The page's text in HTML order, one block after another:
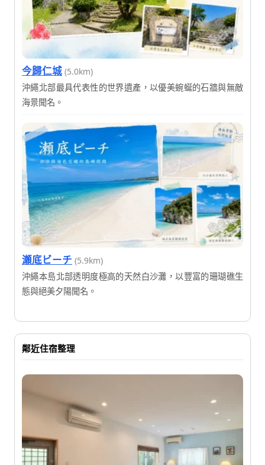
今歸仁城 (5.0km)
沖繩北部最具代表性的世界遺產，以優美蜿蜒的石牆與無敵
海景聞名。
瀬底ビーチ (5.9km)
沖繩本島北部透明度極高的天然白沙灘，以豐富的珊瑚礁生
態與絕美夕陽聞名。
鄰近住宿整理